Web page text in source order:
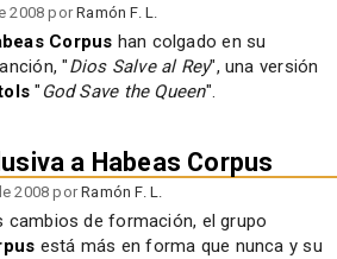
2008 porRamón F. L.
Corpus han colgado en su
"Dios Salve al Rey", una versión
" God Save the Queen".
a Habeas Corpus
2008 porRamón F. L.
cambios de formación, el grupo
está más en forma que nunca y su